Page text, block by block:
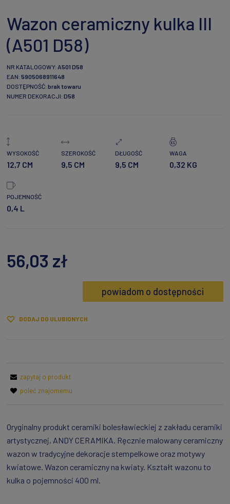
Wazon ceramiczny kulka III
(A501 D58)
NR KATALOGOWY: A501 D58
EAN: 5905068911648
DOSTĘPNOŚĆ: brak towaru
NUMER DEKORACJI: D58
WYSOKOŚĆ
12,7 CM
SZEROKOŚĆ
9,5 CM
DŁUGOŚĆ
9,5 CM
WAGA
0,32 KG
POJEMNOŚĆ
0,4 L
56,03 zł
powiadom o dostępności
DODAJ DO ULUBIONYCH
zapytaj o produkt
poleć znajomemu
Oryginalny produkt ceramiki bolesławieckiej z zakładu ceramiki
artystycznej, ANDY CERAMIKA. Ręcznie malowany ceramiczny
wazon w tradycyjne dekoracje stempelkowe oraz motywy
kwiatowe. Wazon ceramiczny na kwiaty. Kształt wazonu to
kulka o pojemności 400 ml.